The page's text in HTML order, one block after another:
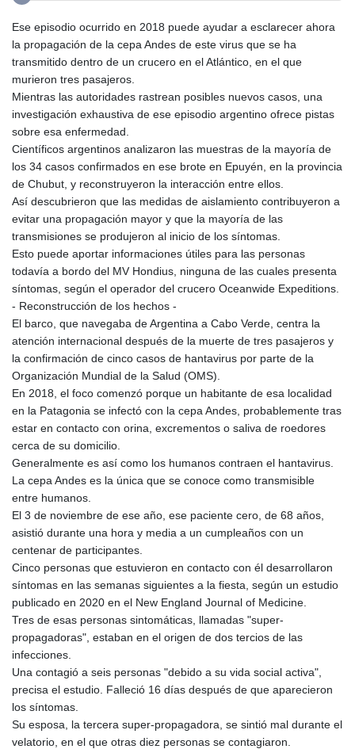
Ese episodio ocurrido en 2018 puede ayudar a esclarecer ahora
la propagación de la cepa Andes de este virus que se ha
transmitido dentro de un crucero en el Atlántico, en el que
murieron tres pasajeros.
Mientras las autoridades rastrean posibles nuevos casos, una
investigación exhaustiva de ese episodio argentino ofrece pistas
sobre esa enfermedad.
Científicos argentinos analizaron las muestras de la mayoría de
los 34 casos confirmados en ese brote en Epuyén, en la provincia
de Chubut, y reconstruyeron la interacción entre ellos.
Así descubrieron que las medidas de aislamiento contribuyeron a
evitar una propagación mayor y que la mayoría de las
transmisiones se produjeron al inicio de los síntomas.
Esto puede aportar informaciones útiles para las personas
todavía a bordo del MV Hondius, ninguna de las cuales presenta
síntomas, según el operador del crucero Oceanwide Expeditions.
- Reconstrucción de los hechos -
El barco, que navegaba de Argentina a Cabo Verde, centra la
atención internacional después de la muerte de tres pasajeros y
la confirmación de cinco casos de hantavirus por parte de la
Organización Mundial de la Salud (OMS).
En 2018, el foco comenzó porque un habitante de esa localidad
en la Patagonia se infectó con la cepa Andes, probablemente tras
estar en contacto con orina, excrementos o saliva de roedores
cerca de su domicilio.
Generalmente es así como los humanos contraen el hantavirus.
La cepa Andes es la única que se conoce como transmisible
entre humanos.
El 3 de noviembre de ese año, ese paciente cero, de 68 años,
asistió durante una hora y media a un cumpleaños con un
centenar de participantes.
Cinco personas que estuvieron en contacto con él desarrollaron
síntomas en las semanas siguientes a la fiesta, según un estudio
publicado en 2020 en el New England Journal of Medicine.
Tres de esas personas sintomáticas, llamadas "super-
propagadoras", estaban en el origen de dos tercios de las
infecciones.
Una contagió a seis personas "debido a su vida social activa",
precisa el estudio. Falleció 16 días después de que aparecieron
los síntomas.
Su esposa, la tercera super-propagadora, se sintió mal durante el
velatorio, en el que otras diez personas se contagiaron.